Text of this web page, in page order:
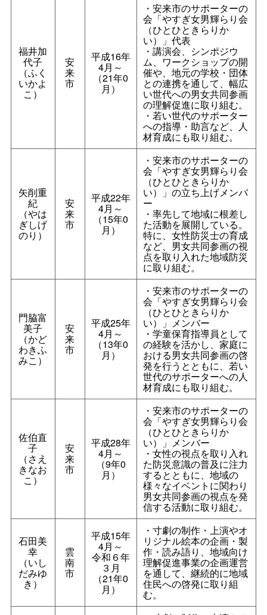
福井加
代子
（ふく
いかよ
こ）
安
来
市
平成16年
4月～
（21年0
月）
・安来市のサポーターの
会「やすぎ女男輝らり会
（ひとひときらりか
い）」代表
・講演会、シンポジウ
ム、ワークショップの開
催や、地元の学校・団体
との連携を通して、幅広
い世代への男女共同参画
の理解促進に取り組む。
・若い世代のサポーター
への指導・助言など、人
材育成にも取り組む。
矢削重
紀
（やは
ぎしげ
のり）
安
来
市
平成22年
4月～
（15年0
月）
・安来市のサポーターの
会「やすぎ女男輝らり会
（ひとひときらりか
い）」の立ち上げメンバ
ー
・率先して地域に根差し
た活動を展開している。
特に、女性防災士の育成
など、男女共同参画の視
点を取り入れた地域防災
に取り組む。
門脇富
美子
（かど
わきふ
みこ）
安
来
市
平成25年
4月～
（13年0
月）
・安来市のサポーターの
会「やすぎ女男輝らり会
（ひとひときらりか
い）」メンバー
・学童保育指導員として
の経験を活かし、家庭に
おける男女共同参画の啓
発を行うとともに、若い
世代のサポーターへの人
材育成にも取り組む。
佐伯直
子
（さえ
きなお
こ）
安
来
市
平成28年
4月～
（9年0
月）
・安来市のサポーターの
会「やすぎ女男輝らり会
（ひとひときらりか
い）」メンバー
・女性の視点を取り入れ
た防災意識の普及に注力
するとともに、地域の
様々なイベントに関わり
男女共同参画の視点を発
信する活動に取り組む。
石田美
幸
（いし
だみゆ
き）
雲
南
市
平成15年
4月～
令和６年
３月
（21年0
月）
・寸劇の制作・上演やオ
リジナル絵本の企画・製
作・読み語り、地域向け
理解促進事業の企画運営
を通して、継続的に地域
住民への啓発に取り組
む。